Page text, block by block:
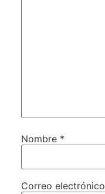
Nombre *
Correo electrónico